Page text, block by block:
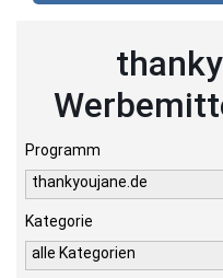
Programm
thankyoujane.de
Kategorie
alle Kategorien